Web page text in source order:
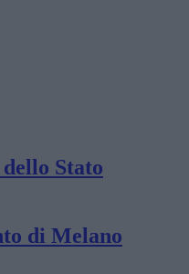
Stato
di Melano